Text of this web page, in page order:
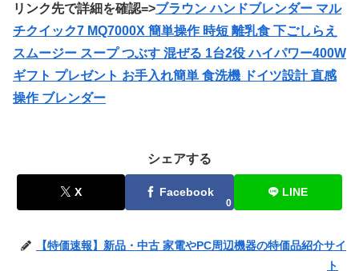
リンク先で詳細を確認=>ブラウン ハンドブレンダー マル
チクイック7 MQ7000X 簡単操作 時短 離乳食 下ごしらえ
スムージー スープ つぶす 混ぜる 1台2役 ハイパワー400W
ギフト プレゼント お手入れ簡単 食洗機 ドイツ設計 直感
操作 ブレンダー
シェアする
X Facebook
0
LINE
【特価速報】新品・中古 家電やPC周辺機器の特価品紹介サイ
ト